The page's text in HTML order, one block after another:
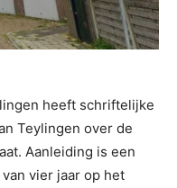
heeft schriftelijke
Teylingen over de
Aanleiding is een
vier jaar op het